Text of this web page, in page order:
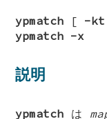
ypmatch [ -kt
ypmatch -x
説明
ypmatch は